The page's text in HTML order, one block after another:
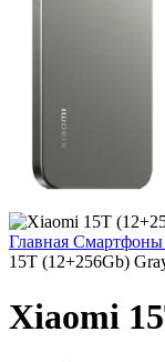
Главная Смартфоны
15Т (12+256Gb)
Xiaomi